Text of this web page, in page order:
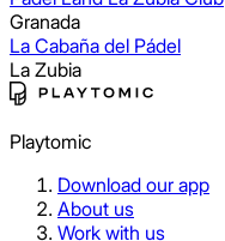
Granada
La Cabaña del Pádel
La Zubia
Playtomic
Download our app
About us
Work with us